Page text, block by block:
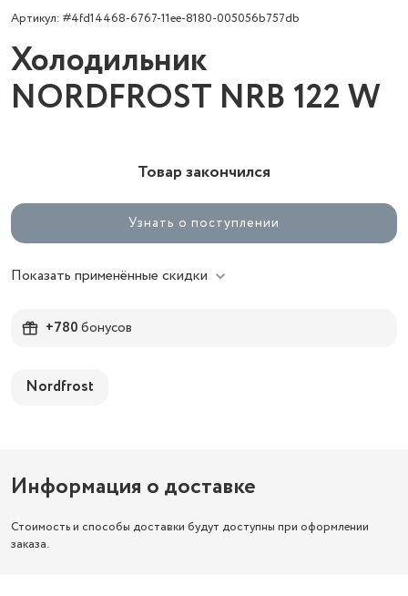
Артикул: #4fd14468-6767-11ee-8180-005056b757db
Холодильник
NORDFROST NRB 122 W
Товар закончился
Узнать о поступлении
Показать применённые скидки
+780бонусов
Nordfrost
Информация о доставке
Стоимость и способы доставки будут доступны при оформлении
заказа.